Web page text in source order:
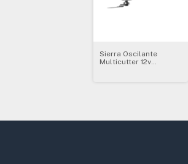
Sierra Oscilante
Multicutter 12v